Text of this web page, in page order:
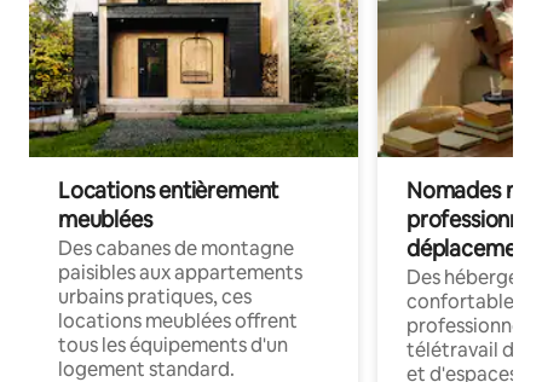
Locations entièrement
meublées
Des cabanes de montagne
paisibles aux appartements
urbains pratiques, ces
locations meublées offrent
tous les équipements d'un
logement standard.
Nomades
déplacement
Des
confortables
professionnels
télétravail
et d'espaces